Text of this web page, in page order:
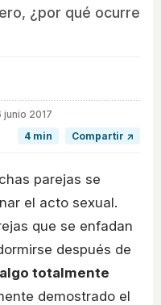
¿por qué ocurre
junio 2017
4 min
Compartir ↗
parejas se
el acto sexual.
que se enfadan
después de
totalmente
demostrado el